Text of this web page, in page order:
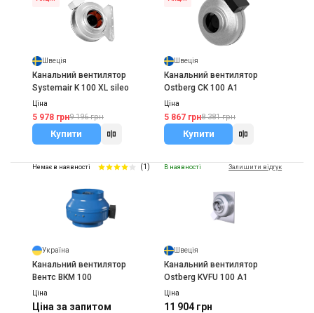
Швеція
Канальний вентилятор
Systemair K 100 XL sileo
Ціна
5 978 грн9 196 грн
Купити
Швеція
Канальний вентилятор
Ostberg CK 100 A1
Ціна
5 867 грн8 381 грн
Купити
Немає в наявності (1)
Україна
Канальний вентилятор
Вентс ВКМ 100
Ціна
Ціна за запитом
В наявності Залишити відгук
Швеція
Канальний вентилятор
Ostberg KVFU 100 A1
Ціна
11 904 грн